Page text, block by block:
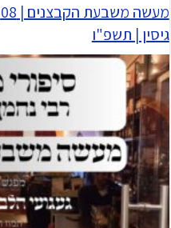
גיסין | תשפ"ו